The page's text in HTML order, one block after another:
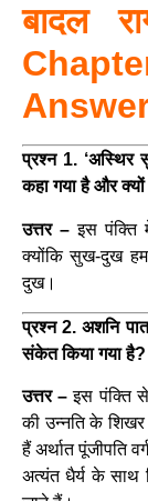
बादल
प्रश्न 1. ‘अस्थिर
कहा गया है और
उत्तर –इस पंक्ति
क्योंकि सुख-दुख
दुख।
प्रश्न 2. अशनि
संकेत किया गया है?
उत्तर –इस पंक्ति से
की उन्नति के शिखर
हैं अर्थात पूंजीपति
अत्यंत धैर्य के साथ